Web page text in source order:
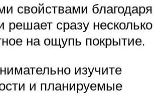
свойствами благодаря
сразу несколько
на ощупь покрытие.
изучите
и планируемые